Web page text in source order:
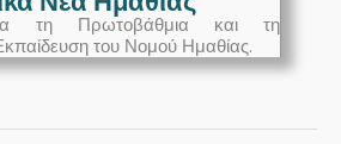
τη Πρωτοβάθμια και τη
του Νομού Ημαθίας.